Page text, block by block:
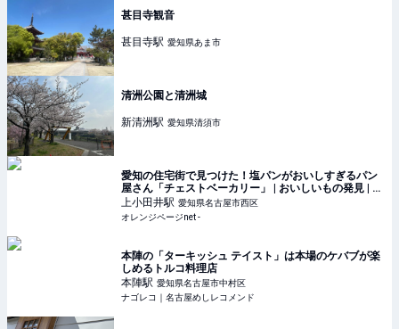
甚目寺観音
甚目寺駅 愛知県あま市
清洲公園と清洲城
新清洲駅 愛知県清須市
愛知の住宅街で見つけた！塩パンがおいしすぎるパン
屋さん「チェストベーカリー」 | おいしいもの発見 | オ
レンジページnet
上小田井駅 愛知県名古屋市西区
オレンジページnet -
本陣の「ターキッシュ テイスト」は本場のケバブが楽
しめるトルコ料理店
本陣駅 愛知県名古屋市中村区
ナゴレコ｜名古屋めしレコメンド